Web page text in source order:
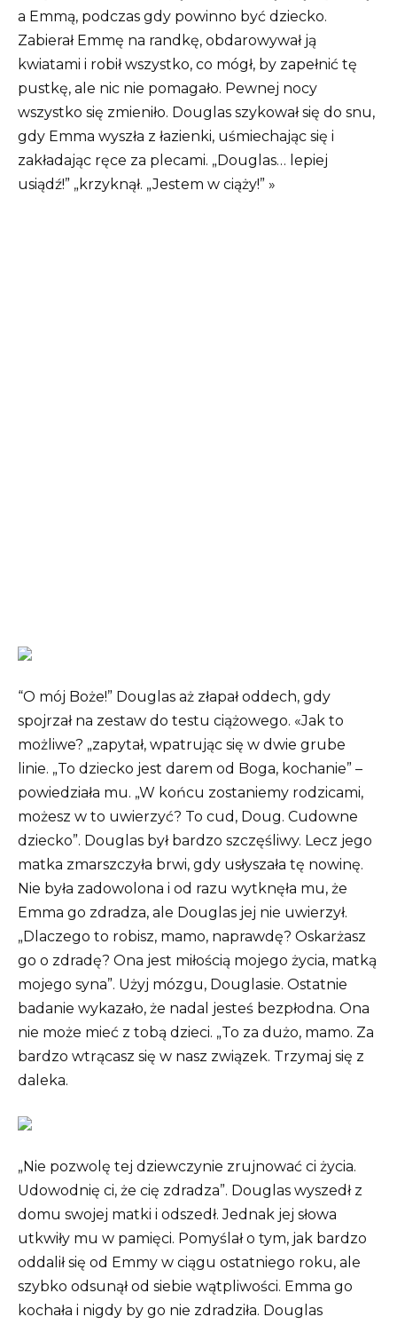
a Emmą, podczas gdy powinno być dziecko.
Zabierał Emmę na randkę, obdarowywał ją
kwiatami i robił wszystko, co mógł, by zapełnić tę
pustkę, ale nic nie pomagało. Pewnej nocy
wszystko się zmieniło. Douglas szykował się do snu,
gdy Emma wyszła z łazienki, uśmiechając się i
zakładając ręce za plecami. „Douglas… lepiej
usiądź!” „krzyknął. „Jestem w ciąży!” »
“O mój Boże!” Douglas aż złapał oddech, gdy
spojrzał na zestaw do testu ciążowego. «Jak to
możliwe? „zapytał, wpatrując się w dwie grube
linie. „To dziecko jest darem od Boga, kochanie” –
powiedziała mu. „W końcu zostaniemy rodzicami,
możesz w to uwierzyć? To cud, Doug. Cudowne
dziecko”. Douglas był bardzo szczęśliwy. Lecz jego
matka zmarszczyła brwi, gdy usłyszała tę nowinę.
Nie była zadowolona i od razu wytknęła mu, że
Emma go zdradza, ale Douglas jej nie uwierzył.
„Dlaczego to robisz, mamo, naprawdę? Oskarżasz
go o zdradę? Ona jest miłością mojego życia, matką
mojego syna”. Użyj mózgu, Douglasie. Ostatnie
badanie wykazało, że nadal jesteś bezpłodna. Ona
nie może mieć z tobą dzieci. „To za dużo, mamo. Za
bardzo wtrącasz się w nasz związek. Trzymaj się z
daleka.
„Nie pozwolę tej dziewczynie zrujnować ci życia.
Udowodnię ci, że cię zdradza”. Douglas wyszedł z
domu swojej matki i odszedł. Jednak jej słowa
utkwiły mu w pamięci. Pomyślał o tym, jak bardzo
oddalił się od Emmy w ciągu ostatniego roku, ale
szybko odsunął od siebie wątpliwości. Emma go
kochała i nigdy by go nie zdradziła. Douglas